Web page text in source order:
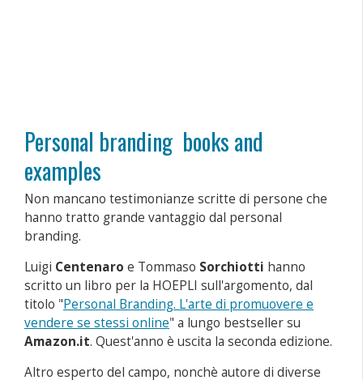
Personal branding books and
examples
Non mancano testimonianze scritte di persone che
hanno tratto grande vantaggio dal personal
branding.
Luigi Centenaro e Tommaso Sorchiotti hanno
scritto un libro per la HOEPLI sull'argomento, dal
titolo "Personal Branding. L'arte di promuovere e
vendere se stessi online" a lungo bestseller su
Amazon.it. Quest'anno è uscita la seconda edizione.
Altro esperto del campo, nonchè autore di diverse